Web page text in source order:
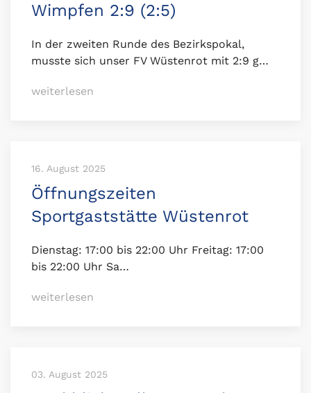
Wimpfen 2:9 (2:5)
In der zweiten Runde des Bezirkspokal,
musste sich unser FV Wüstenrot mit 2:9 g…
weiterlesen
16. August 2025
Öffnungszeiten
Sportgaststätte Wüstenrot
Dienstag: 17:00 bis 22:00 Uhr Freitag: 17:00
bis 22:00 Uhr Sa…
weiterlesen
03. August 2025